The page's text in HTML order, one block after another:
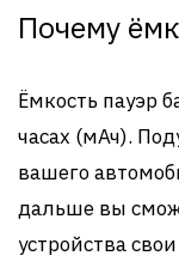
Почему
Ёмкость пауэр
часах (мАч).
вашего
дальше вы
устройства